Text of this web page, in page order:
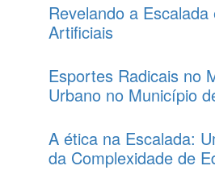
Revelando a
Artificiais
Esportes Radicais no
Urbano no Município
A ética na Escalada:
da Complexidade de